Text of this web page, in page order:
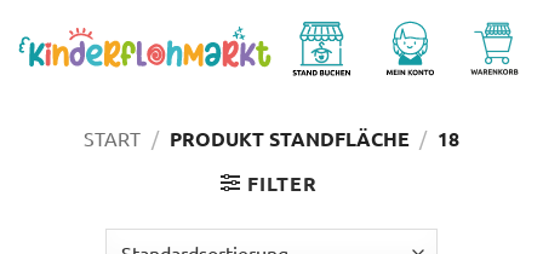
Inhalt
springen
START / PRODUKT STANDFLÄCHE / 18
FILTER